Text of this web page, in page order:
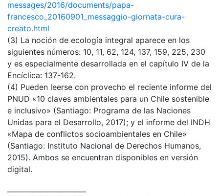
messages/2016/documents/papa-
francesco_20160901_messaggio-giornata-cura-
creato.html
(3) La noción de ecología integral aparece en los
siguientes números: 10, 11, 62, 124, 137, 159, 225, 230
y es especialmente desarrollada en el capítulo IV de la
Encíclica: 137-162.
(4) Pueden leerse con provecho el reciente informe del
PNUD «10 claves ambientales para un Chile sostenible
e inclusivo» (Santiago: Programa de las Naciones
Unidas para el Desarrollo, 2017); y el informe del INDH
«Mapa de conflictos socioambientales en Chile»
(Santiago: Instituto Nacional de Derechos Humanos,
2015). Ambos se encuentran disponibles en versión
digital.